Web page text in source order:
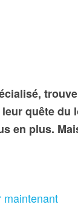
quête
en plus.
maintenant